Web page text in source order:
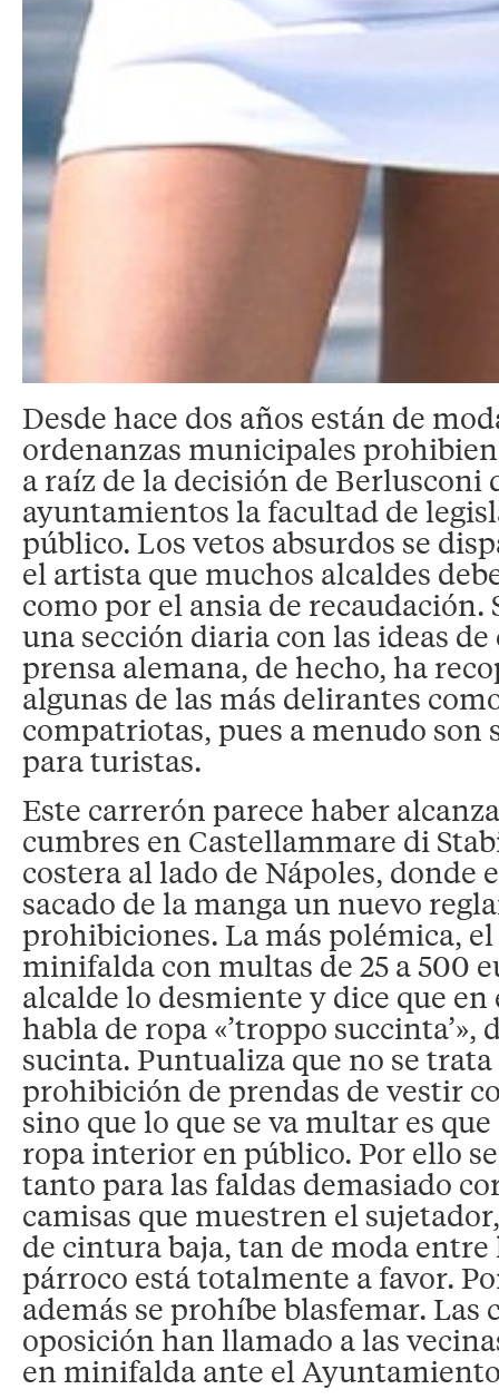
Desde hace dos años están de
ordenanzas municipales
a raíz de la decisión de Berlusconi
ayuntamientos la facultad de
público. Los vetos absurdos se
el artista que muchos alcaldes
como por el ansia de recaudación.
una sección diaria con las ideas de
prensa alemana, de hecho, ha
algunas de las más delirantes
compatriotas, pues a menudo son
para turistas.
Este carrerón parece haber
cumbres en Castellammare di
costera al lado de Nápoles, donde
sacado de la manga un nuevo
prohibiciones. La más polémica, el
minifalda con multas de 25 a 500
alcalde lo desmiente y dice que en
habla de ropa «’troppo succinta’»,
sucinta. Puntualiza que no se trata
prohibición de prendas de vestir
sino que lo que se va multar es
ropa interior en público. Por ello
tanto para las faldas demasiado
camisas que muestren el
de cintura baja, tan de moda entre
párroco está totalmente a favor.
además se prohíbe blasfemar. Las
oposición han llamado a las
en minifalda ante el